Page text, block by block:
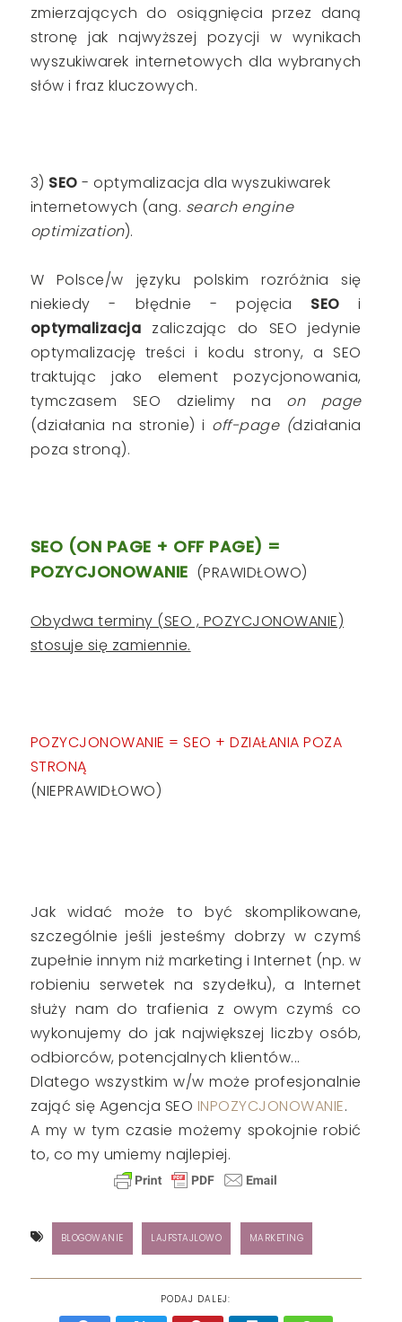
zmierzających do osiągnięcia przez daną
stronę jak najwyższej pozycji w wynikach
wyszukiwarek internetowych dla wybranych
słów i fraz kluczowych.
3) SEO - optymalizacja dla wyszukiwarek
internetowych (ang. search engine
optimization).
W Polsce/w języku polskim rozróżnia się
niekiedy - błędnie - pojęcia SEO i
optymalizacja zaliczając do SEO jedynie
optymalizację treści i kodu strony, a SEO
traktując jako element pozycjonowania,
tymczasem SEO dzielimy na on page
(działania na stronie) i off-page (działania
poza stroną).
SEO (ON PAGE + OFF PAGE) =
POZYCJONOWANIE (PRAWIDŁOWO)
Obydwa terminy (SEO , POZYCJONOWANIE)
stosuje się zamiennie.
POZYCJONOWANIE = SEO + DZIAŁANIA POZA
STRONĄ
(NIEPRAWIDŁOWO)
Jak widać może to być skomplikowane,
szczególnie jeśli jesteśmy dobrzy w czymś
zupełnie innym niż marketing i Internet (np. w
robieniu serwetek na szydełku), a Internet
służy nam do trafienia z owym czymś co
wykonujemy do jak największej liczby osób,
odbiorców, potencjalnych klientów...
Dlatego wszystkim w/w może profesjonalnie
zająć się Agencja SEO INPOZYCJONOWANIE.
A my w tym czasie możemy spokojnie robić
to, co my umiemy najlepiej.
BLOGOWANIE LAJFSTAJLOWO MARKETING
PODAJ DALEJ: